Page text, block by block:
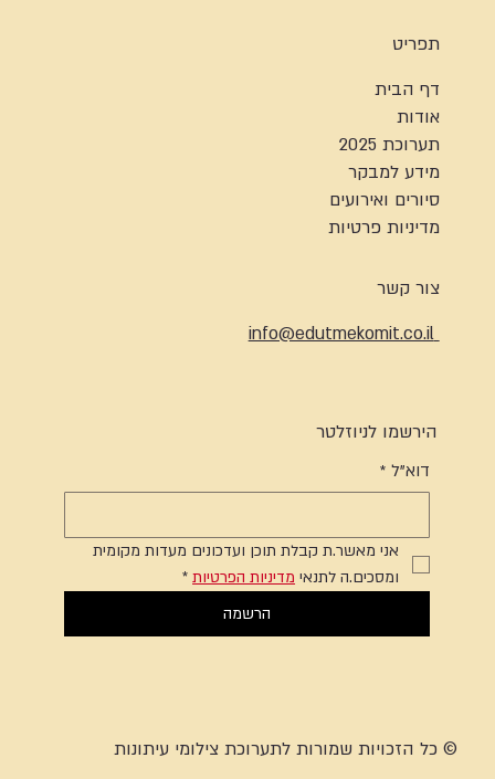
תפריט
דף הבית
אודות
תערוכת 2025
מידע למבקר
סיורים ואירועים
מדיניות פרטיות
צור קשר
info@edutmekomit.co.il
הירשמו לניוזלטר
דוא"ל *
אני מאשר.ת קבלת תוכן ועדכונים מעדות מקומית
ומסכים.ה לתנאי מדיניות הפרטיות *
הרשמה
© כל הזכויות שמורות לתערוכת צילומי עיתונות